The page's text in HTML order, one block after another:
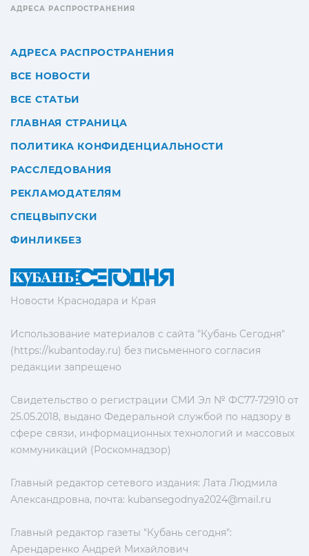
Новости Краснодара и Края
Использование материалов с сайта "Кубань Сегодня"
(https://kubantoday.ru) без письменного согласия
редакции запрещено
Свидетельство о регистрации СМИ Эл № ФС77-72910 от
25.05.2018, выдано Федеральной службой по надзору в
сфере связи, информационных технологий и массовых
коммуникаций (Роскомнадзор)
Главный редактор сетевого издания: Лата Людмила
Александровна, почта: kubansegodnya2024@mail.ru
Главный редактор газеты "Кубань сегодня":
Арендаренко Андрей Михайлович
АДРЕСА РАСПРОСТРАНЕНИЯ
АДРЕСА РАСПРОСТРАНЕНИЯ
ВСЕ НОВОСТИ
ВСЕ СТАТЬИ
ГЛАВНАЯ СТРАНИЦА
ПОЛИТИКА КОНФИДЕНЦИАЛЬНОСТИ
РАССЛЕДОВАНИЯ
РЕКЛАМОДАТЕЛЯМ
СПЕЦВЫПУСКИ
ФИНЛИКБЕЗ